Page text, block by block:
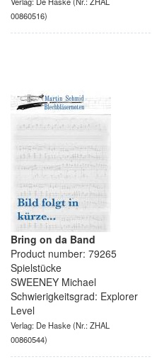
00860516)
Bring on da Band
Product number: 79265
Spielstücke
SWEENEY Michael
Schwierigkeitsgrad: Explorer
Level
Verlag: De Haske(Nr.: ZHAL
00860544)